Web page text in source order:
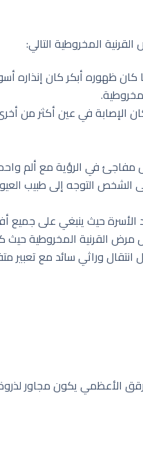
المخروطية التالي:
ظهوره أبكر كان إنذاره
كان الإصابة في عين أكثر
في الرؤية مع ألم
التوجه إلى طبيب
حيث ينبغي على جميع
انتقال وراثي سائد مع تعبير
الأعظمي يكون مجاور لذروة